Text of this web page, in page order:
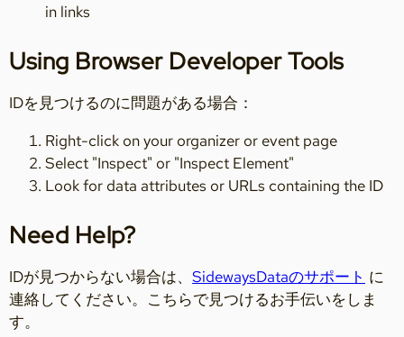
in links
Using Browser Developer Tools
IDを見つけるのに問題がある場合：
Right-click on your organizer or event page
Select "Inspect" or "Inspect Element"
Look for data attributes or URLs containing the ID
Need Help?
IDが見つからない場合は、 SidewaysDataのサポート に
連絡してください。こちらで見つけるお手伝いをしま
す。